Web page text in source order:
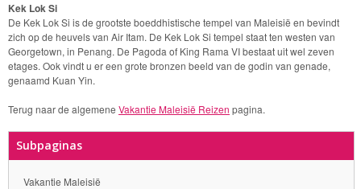
Kek Lok Si
De Kek Lok Si is de grootste boeddhistische tempel van Maleisië en bevindt
zich op de heuvels van Air Itam. De Kek Lok Si tempel staat ten westen van
Georgetown, in Penang. De Pagoda of King Rama VI bestaat uit wel zeven
etages. Ook vindt u er een grote bronzen beeld van de godin van genade,
genaamd Kuan Yin.
Terug naar de algemene Vakantie Maleisië Reizen pagina.
Subpaginas
Vakantie Maleisië